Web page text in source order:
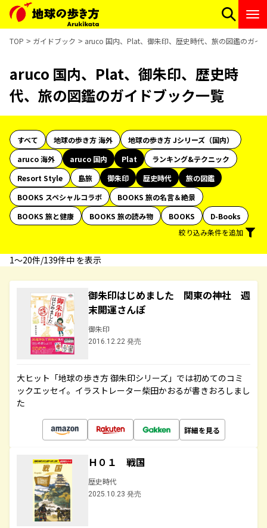
TOP ガイドブック aruco 国内、Plat、御朱印、歴史時代、旅の図鑑のガイ
aruco 国内、Plat、御朱印、歴史時
代、旅の図鑑のガイドブック一覧
すべて 地球の歩き方 海外
地球の歩き方 Jシリーズ（国内）
aruco 海外
aruco 国内 Plat
ランキング&テクニック
Resort Style
島旅 御朱印 歴史時代
旅の図鑑
BOOKS スペシャルコラボ
BOOKS 旅の名言＆絶景
BOOKS 旅と健康
BOOKS 旅の読み物 BOOKS
D-Books
絞り込み条件を追加
1〜20件/139件中 を表示
御朱印はじめました 関東の神社 週
末開運さんぽ
御朱印
2016.12.22 発売
大ヒット「地球の歩き方 御朱印シリーズ」では初めてのコミ
ックエッセイ。イラストレーター柴田かおるが書きおろしまし
た
詳細を見る
Ｈ０１ 戦国
歴史時代
2025.10.23 発売